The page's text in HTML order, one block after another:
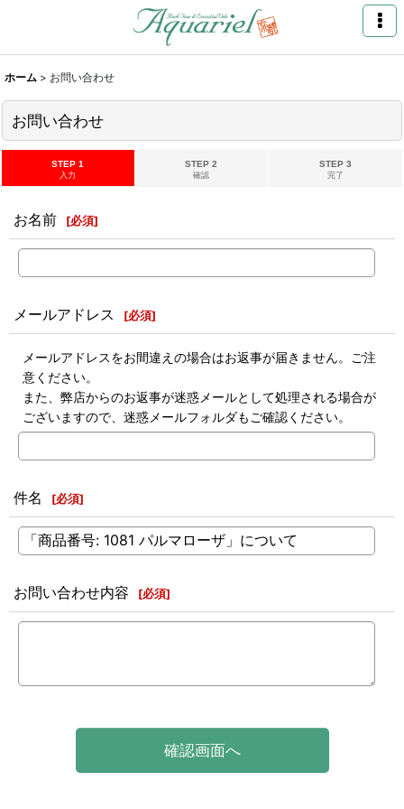
ホーム > お問い合わせ
お問い合わせ
STEP 1
入力
STEP 2
確認
STEP 3
完了
お名前 [必須]
メールアドレス [必須]
メールアドレスをお間違えの場合はお返事が届きません。ご注
意ください。
また、弊店からのお返事が迷惑メールとして処理される場合が
ございますので、迷惑メールフォルダもご確認ください。
件名 [必須]
お問い合わせ内容 [必須]
確認画面へ